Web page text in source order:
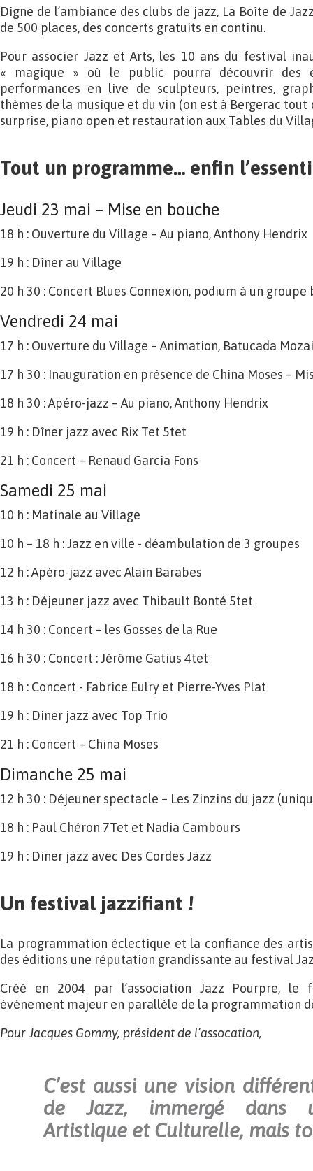
Digne de l’ambiance des clubs de jazz, La Boîte de
de 500 places, des concerts gratuits en continu.
Pour associer Jazz et Arts, les 10 ans du festival
« magique » où le public pourra découvrir des
performances en live de sculpteurs, peintres,
thèmes de la musique et du vin (on est à Bergerac tout
surprise, piano open et restauration aux Tables du
Tout un programme… enfin
Jeudi 23 mai – Mise en bouche
18 h : Ouverture du Village – Au piano, Anthony Hendrix
19 h : Dîner au Village
20 h 30 : Concert Blues Connexion, podium à un
Vendredi 24 mai
17 h : Ouverture du Village – Animation, Batucada
17 h 30 : Inauguration en présence de China Moses –
18 h 30 : Apéro-jazz – Au piano, Anthony Hendrix
19 h : Dîner jazz avec Rix Tet 5tet
21 h : Concert – Renaud Garcia Fons
Samedi 25 mai
10 h : Matinale au Village
10 h – 18 h : Jazz en ville - déambulation de 3 groupes
12 h : Apéro-jazz avec Alain Barabes
13 h : Déjeuner jazz avec Thibault Bonté 5tet
14 h 30 : Concert – les Gosses de la Rue
16 h 30 : Concert : Jérôme Gatius 4tet
18 h : Concert - Fabrice Eulry et Pierre-Yves Plat
19 h : Diner jazz avec Top Trio
21 h : Concert – China Moses
Dimanche 25 mai
12 h 30 : Déjeuner spectacle – Les Zinzins du jazz
18 h : Paul Chéron 7Tet et Nadia Cambours
19 h : Diner jazz avec Des Cordes Jazz
Un festival jazzifiant !
La programmation éclectique et la confiance des
des éditions une réputation grandissante au festival
Créé en 2004 par l’association Jazz Pourpre, le
événement majeur en parallèle de la programmation
Pour Jacques Gommy, président de l’assocation,
C’est aussi une vision
de Jazz, immergé dans
Artistique et Culturelle, mais